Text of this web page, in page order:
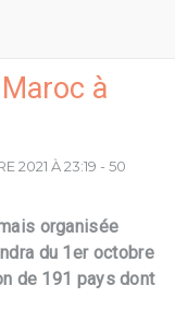
à
2021 À 23:19 - 50
organisée
du 1eroctobre
de 191 pays dont